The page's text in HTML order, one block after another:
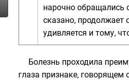
нарочно обращались
сказано, продолжает
удивляется и тому,
Болезнь проходила
глаза признаке, говорящем